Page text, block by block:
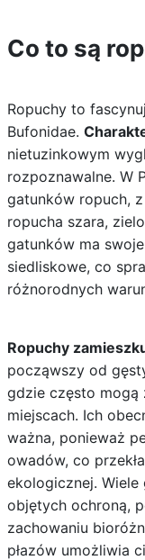
Co to są
Ropuchy to
Bufonidae.
nietuzinkowym
rozpoznawalne. W
gatunków ropuch,
ropucha szara,
gatunków ma
siedliskowe, co
różnorodnych
Ropuchy
począwszy od
gdzie często mogą
miejscach. Ich
ważna, ponieważ
owadów, co
ekologicznej.
objętych ochroną,
zachowaniu
płazów umożliwia